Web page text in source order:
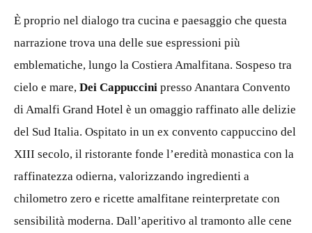
È proprio nel dialogo tra cucina e paesaggio che questa
narrazione trova una delle sue espressioni più
emblematiche, lungo la Costiera Amalfitana. Sospeso tra
cielo e mare, Dei Cappuccini presso Anantara Convento
di Amalfi Grand Hotel è un omaggio raffinato alle delizie
del Sud Italia. Ospitato in un ex convento cappuccino del
XIII secolo, il ristorante fonde l’eredità monastica con la
raffinatezza odierna, valorizzando ingredienti a
chilometro zero e ricette amalfitane reinterpretate con
sensibilità moderna. Dall’aperitivo al tramonto alle cene